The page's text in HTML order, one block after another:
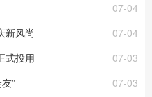
07-04
07-04
新风尚
07-03
式投用
07-03
”